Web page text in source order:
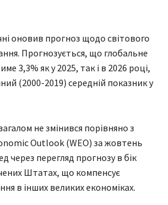
оновив прогноз щодо світового
Прогнозується, що глобальне
3,3% як у 2025, так і в 2026 році,
(2000-2019) середній показник у
не змінився порівняно з
Outlook (WEO) за жовтень
через перегляд прогнозу в бік
Штатах, що компенсує
в інших великих економіках.